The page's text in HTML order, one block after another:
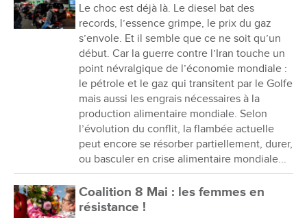
Le choc est déjà là. Le diesel bat des
records, l’essence grimpe, le prix du gaz
s’envole. Et il semble que ce ne soit qu’un
début. Car la guerre contre l’Iran touche un
point névralgique de l’économie mondiale :
le pétrole et le gaz qui transitent par le Golfe
mais aussi les engrais nécessaires à la
production alimentaire mondiale. Selon
l’évolution du conflit, la flambée actuelle
peut encore se résorber partiellement, durer,
ou basculer en crise alimentaire mondiale...
Coalition 8 Mai : les femmes en
résistance !